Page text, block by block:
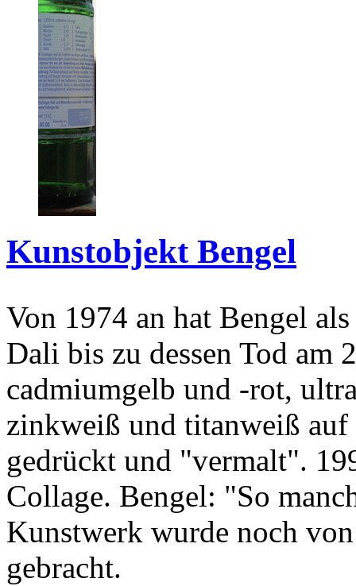
Kunstobjekt Bengel
Von 1974 an hat Bengel
Dali bis zu dessen Tod am
cadmiumgelb und -rot,
zinkweiß und titanweiß
gedrückt und "vermalt".
Collage. Bengel: "So
Kunstwerk wurde noch
gebracht.